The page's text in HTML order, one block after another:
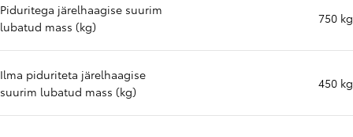
Piduritega järelhaagise suurim
lubatud mass (kg)
750 kg
Ilma piduriteta järelhaagise
suurim lubatud mass (kg)
450 kg